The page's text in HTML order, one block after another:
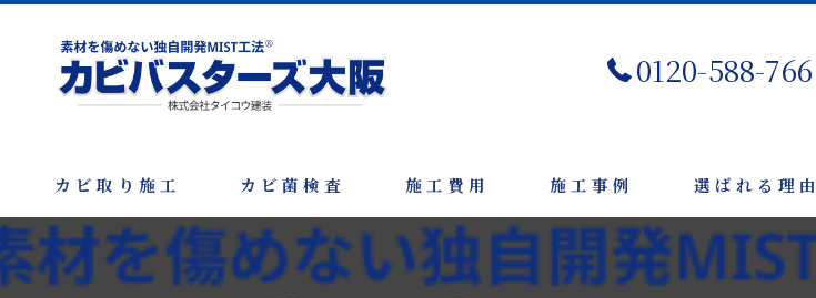
0120-588-766
カビ取り施工 カビ菌検査 施工費用 施工事例 選ばれる理由